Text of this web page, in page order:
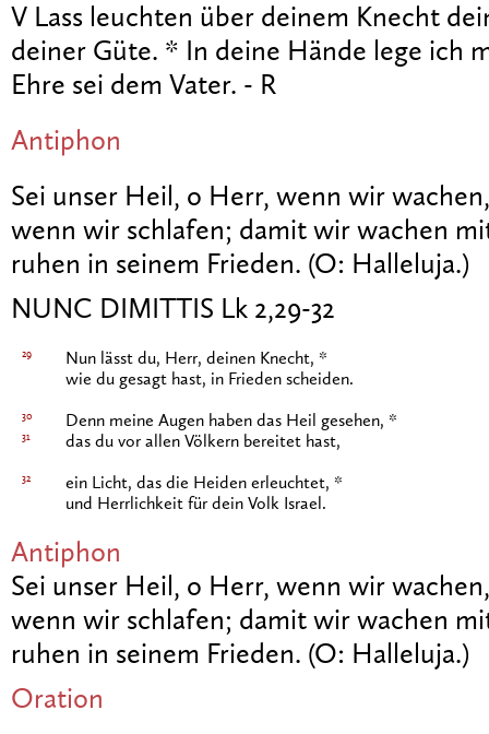
V Lass leuchten über deinem Knecht
deiner Güte. * In deine Hände lege ich
Ehre sei dem Vater. - R
Antiphon
Sei unser Heil, o Herr, wenn wir
wenn wir schlafen; damit wir wachen
ruhen in seinem Frieden. (O: Halleluja.)
NUNC DIMITTIS Lk 2,29-32
29
Nun lässt du, Herr, deinen Knecht, *
wie du gesagt hast, in Frieden scheiden.
30 Denn meine Augen haben das Heil gesehen, *
31 das du vor allen Völkern bereitet hast,
32
ein Licht, das die Heiden erleuchtet, *
und Herrlichkeit für dein Volk Israel.
Antiphon
Sei unser Heil, o Herr, wenn wir
wenn wir schlafen; damit wir wachen
ruhen in seinem Frieden. (O: Halleluja.)
Oration